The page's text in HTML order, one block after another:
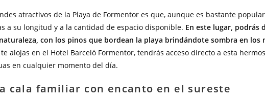
atractivos de la Playa de Formentor es que, aunque es bastante
a su longitud y a la cantidad de espacio disponible. En este lugar, podrás
con los pinos que bordean la playa brindándote sombra en los
te alojas en el Hotel Barceló Formentor, tendrás acceso directo a esta
en cualquier momento del día.
cala familiar con encanto en el sureste